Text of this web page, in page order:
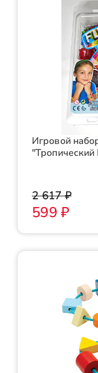
Игровой
"Тропический
2 617 ₽
599 ₽